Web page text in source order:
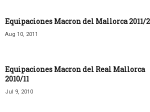
Equipaciones Macron del Mallorca 2011/
Aug 10, 2011
Equipaciones Macron del Real Mallorca
2010/11
Jul 9, 2010